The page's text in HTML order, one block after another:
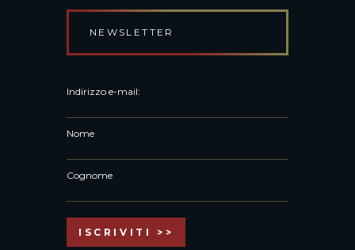
NEWSLETTER
Indirizzo e-mail:
Nome
Cognome